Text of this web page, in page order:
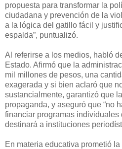
propuesta para transformar la
ciudadana y prevención de la
a la lógica del gatillo fácil y
espalda”, puntualizó.
Al referirse a los medios, habló
Estado. Afirmó que la
mil millones de pesos, una
exagerada y si bien aclaró que
sustancialmente, garantizó que
propaganda, y aseguró que “no
financiar programas individuales
destinará a instituciones
En materia educativa prometió